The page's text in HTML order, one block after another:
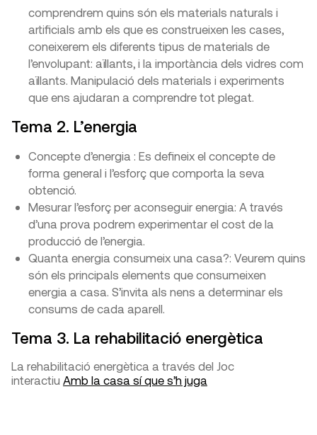
comprendrem quins són els materials naturals i
artificials amb els que es construeixen les cases,
coneixerem els diferents tipus de materials de
l’envolupant: aïllants, i la importància dels vidres com
aïllants. Manipulació dels materials i experiments
que ens ajudaran a comprendre tot plegat.
Tema 2. L’energia
Concepte d’energia : Es defineix el concepte de
forma general i l’esforç que comporta la seva
obtenció.
Mesurar l’esforç per aconseguir energia: A través
d’una prova podrem experimentar el cost de la
producció de l’energia.
Quanta energia consumeix una casa?: Veurem quins
són els principals elements que consumeixen
energia a casa. S’invita als nens a determinar els
consums de cada aparell.
Tema 3. La rehabilitació energètica
La rehabilitació energètica a través del Joc
interactiu Amb la casa sí que s’h juga